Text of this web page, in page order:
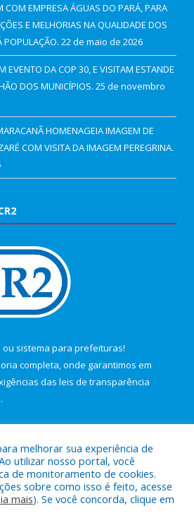
COM EMPRESA ÁGUAS DO PARÁ, PARA
E MELHORIAS NA QUALIDADE DOS
POPULAÇÃO. 22 de maio de 2026
EVENTO DA COP 30, E VISITAM ESTANDE
DOS MUNICÍPIOS. 25 de novembro
HOMENAGEIA IMAGEM DE
COM VISITA DA IMAGEM PEREGRINA.
ou sistema para prefeituras!
completa, onde garantimos em
das leis de transparência
a Câmara Municipal de Maracanã.
melhorar sua experiência de
utilizar nosso portal, você
de monitoramento de cookies.
sobre como isso é feito, acesse
mais). Se você concorda, clique em